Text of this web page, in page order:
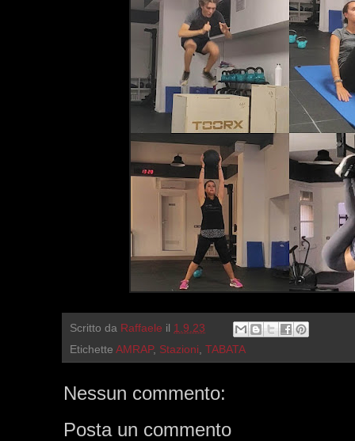
Scritto da Raffaele il 1.9.23
Etichette AMRAP, Stazioni TABATA
Nessun commento:
Posta un commento